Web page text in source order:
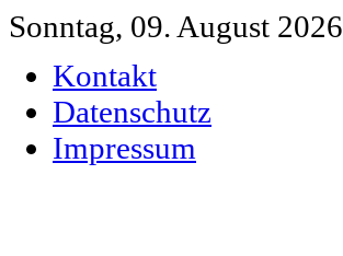
Sonntag, 09. August 2026
Kontakt
Datenschutz
Impressum